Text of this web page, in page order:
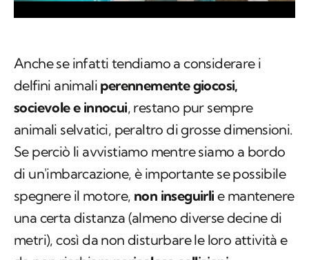
Anche se infatti tendiamo a considerare i
delfini animali perennemente giocosi,
socievole e innocui, restano pur sempre
animali selvatici, peraltro di grosse dimensioni.
Se perciò li avvistiamo mentre siamo a bordo
di un'imbarcazione, è importante se possibile
spegnere il motore, non inseguirli e mantenere
una certa distanza (almeno diverse decine di
metri), così da non disturbare le loro attività e